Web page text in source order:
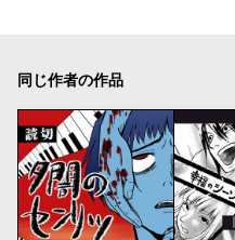
同じ作者の作品